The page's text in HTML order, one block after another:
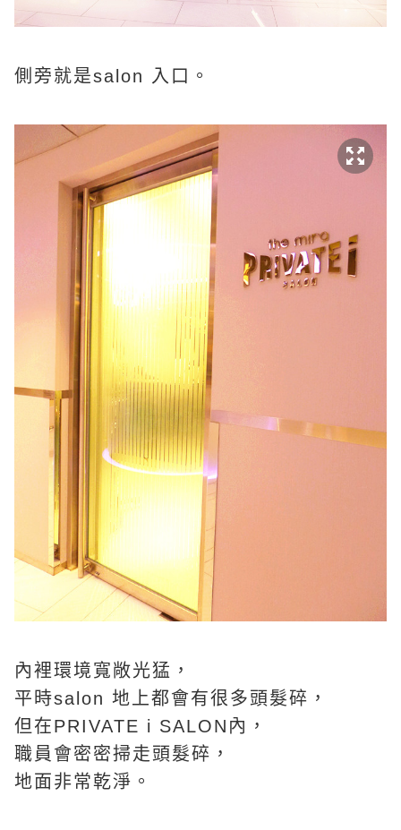
側旁就是salon 入口。
內裡環境寬敞光猛，
平時salon 地上都會有很多頭髮碎，
但在PRIVATE i SALON內，
職員會密密掃走頭髮碎，
地面非常乾淨。